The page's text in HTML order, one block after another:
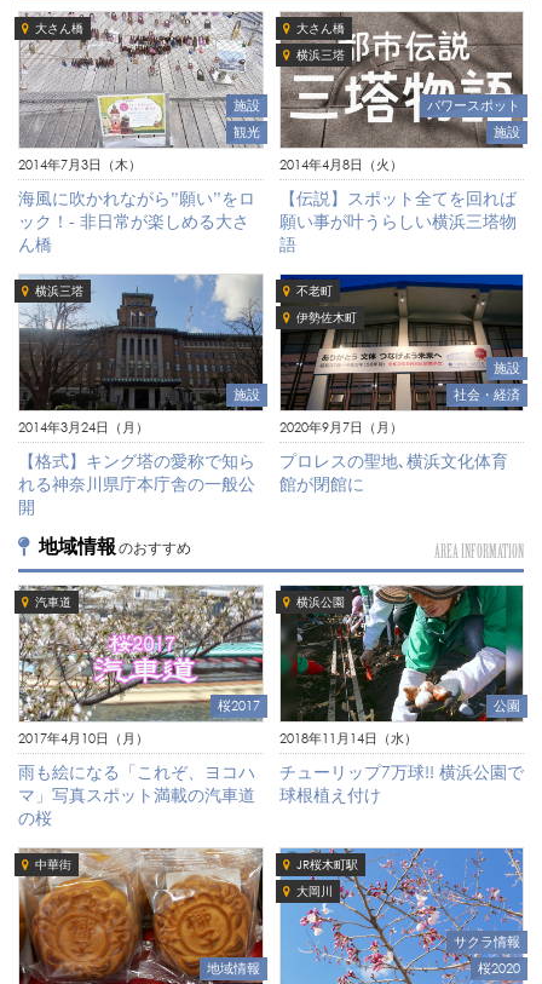
大さん橋
施設
観光
2014年7月3日（木）
海風に吹かれながら”願い”をロ
ック！- 非日常が楽しめる大さ
ん橋
大さん橋
横浜三塔
パワースポット
施設
2014年4月8日（火）
【伝説】スポット全てを回れば
願い事が叶うらしい横浜三塔物
語
横浜三塔
施設
2014年3月24日（月）
【格式】キング塔の愛称で知ら
れる神奈川県庁本庁舎の一般公
開
不老町
伊勢佐木町
施設
社会・経済
2020年9月7日（月）
プロレスの聖地､横浜文化体育
館が閉館に
地域情報 のおすすめ AREA INFORMATION
汽車道
桜2017
2017年4月10日（月）
雨も絵になる「これぞ、ヨコハ
マ」写真スポット満載の汽車道
の桜
横浜公園
公園
2018年11月14日（水）
チューリップ7万球!! 横浜公園で
球根植え付け
中華街
地域情報
JR桜木町駅
大岡川
サクラ情報
桜2020